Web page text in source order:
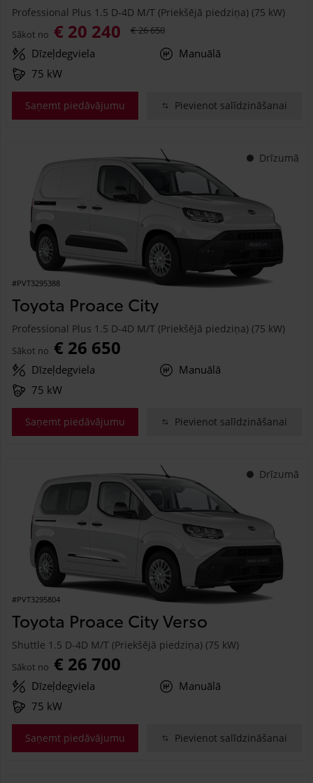
Professional Plus 1.5 D-4D M/T (Priekšējā piedziņa) (75 kW)
Sākot no € 20 240 € 26 650
Dīzeļdegviela
Manuālā
75 kW
Saņemt piedāvājumu Pievienot salīdzināšanai
Drīzumā
#PVT3295388
Toyota Proace City
Professional Plus 1.5 D-4D M/T (Priekšējā piedziņa) (75 kW)
Sākot no € 26 650
Dīzeļdegviela
Manuālā
75 kW
Saņemt piedāvājumu Pievienot salīdzināšanai
Drīzumā
#PVT3295804
Toyota Proace City Verso
Shuttle 1.5 D-4D M/T (Priekšējā piedziņa) (75 kW)
Sākot no € 26 700
Dīzeļdegviela
Manuālā
75 kW
Saņemt piedāvājumu Pievienot salīdzināšanai